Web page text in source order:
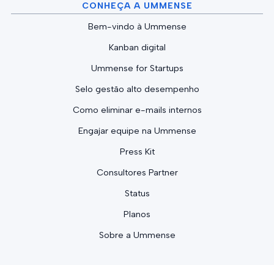
CONHEÇA A UMMENSE
Bem-vindo à Ummense
Kanban digital
Ummense for Startups
Selo gestão alto desempenho
Como eliminar e-mails internos
Engajar equipe na Ummense
Press Kit
Consultores Partner
Status
Planos
Sobre a Ummense